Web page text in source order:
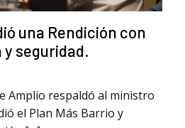
una Rendición con
seguridad.
Amplio respaldó al ministro
el Plan Más Barrio y